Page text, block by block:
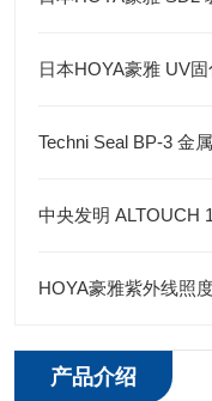
日本HOYA豪雅 UV
Techni Seal BP-3 金
HOYA豪雅紫外线照
产品介绍